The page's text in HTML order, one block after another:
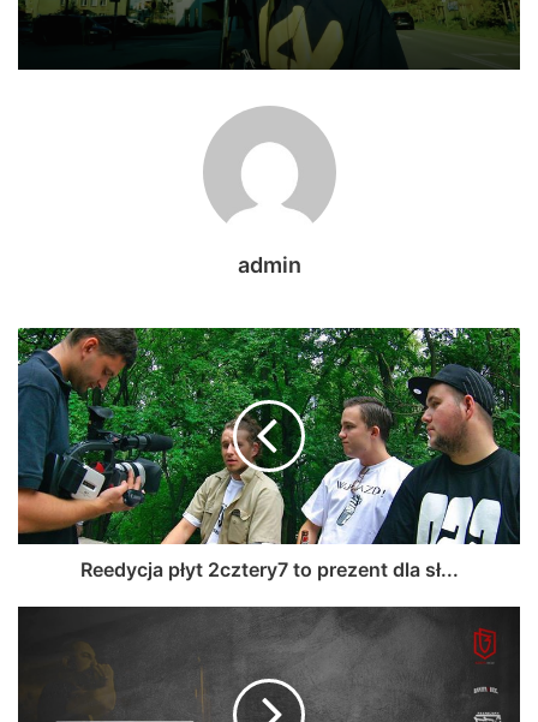
admin
Reedycja płyt 2cztery7 to prezent dla sł...